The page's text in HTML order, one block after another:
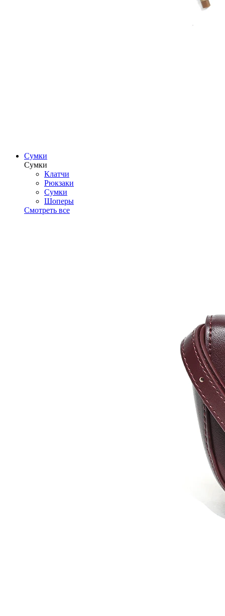
Сумки
Сумки
Клатчи
Рюкзаки
Сумки
Шоперы
Смотреть все